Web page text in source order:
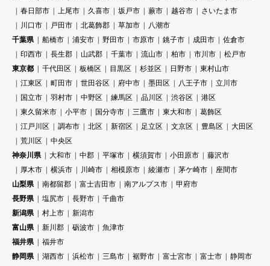
春日部市
上尾市 久喜市 坂戸市 蕨市 越谷市
さいたま市
川口市
戸田市 北葛飾郡 草加市
八潮市
千葉県
船橋市 浦安市 野田市 市原市 銚子市 成田市
佐倉市
印西市
長生郡 山武郡 千葉市 流山市 柏市 市川市
松戸市
東京都
千代田区 板橋区 目黒区 杉並区 日野市
東村山市
江東区
町田市 世田谷区 府中市 墨田区 八王子市
立川市
国立市
羽村市 中野区 練馬区 品川区 渋谷区
港区
東久留米市
小平市 国分寺市 三鷹市 東大和市
葛飾区
江戸川区
調布市 北区 新宿区 足立区 文京区 豊島区
大田区
荒川区
中央区
神奈川県
大和市 中郡 平塚市 横須賀市 小田原市
藤沢市
厚木市
横浜市 川崎市 相模原市 綾瀬市 茅ケ崎市
座間市
山梨県
南都留郡 富士吉田市 南アルプス市
甲府市
長野県
塩尻市 長野市
千曲市
新潟県
村上市
新潟市
富山県
新川郡 砺波市
魚津市
福井県
福井市
静岡県
湖西市 浜松市 三島市 裾野市 富士宮市 富士市
静岡市